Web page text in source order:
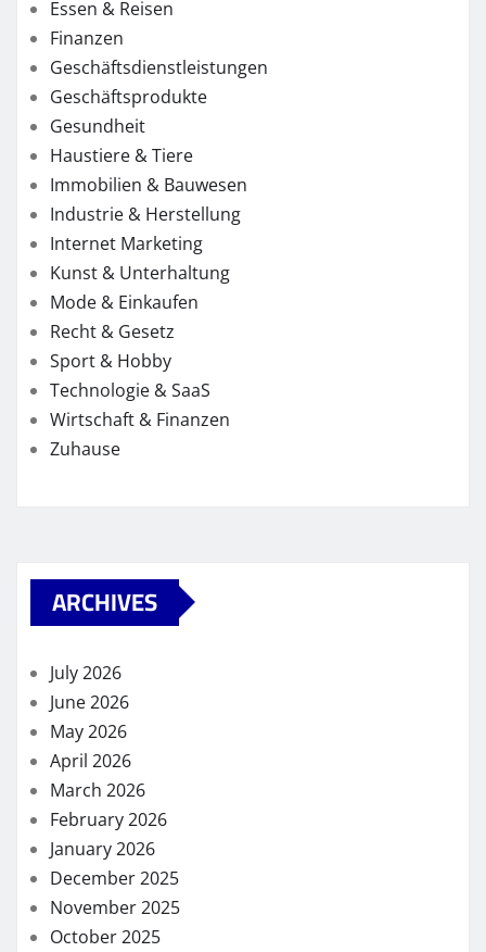
Essen & Reisen
Finanzen
Geschäftsdienstleistungen
Geschäftsprodukte
Gesundheit
Haustiere & Tiere
Immobilien & Bauwesen
Industrie & Herstellung
Internet Marketing
Kunst & Unterhaltung
Mode & Einkaufen
Recht & Gesetz
Sport & Hobby
Technologie & SaaS
Wirtschaft & Finanzen
Zuhause
ARCHIVES
July 2026
June 2026
May 2026
April 2026
March 2026
February 2026
January 2026
December 2025
November 2025
October 2025